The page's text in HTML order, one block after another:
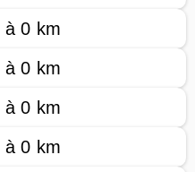
à 0 km
à 0 km
à 0 km
à 0 km